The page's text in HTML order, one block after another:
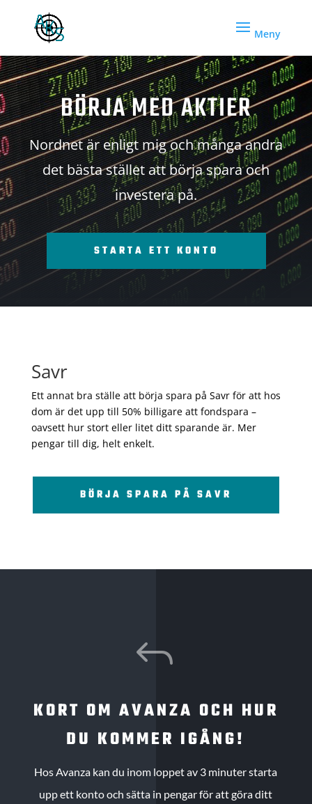
BÖRJA MED AKTIER
Nordnet är enligt mig och många andra
det bästa stället att börja spara och
investera på.
STARTA ETT KONTO
Savr
Ett annat bra ställe att börja spara på Savr för att hos
dom är det upp till 50% billigare att fondspara –
oavsett hur stort eller litet ditt sparande är. Mer
pengar till dig, helt enkelt.
BÖRJA SPARA PÅ SAVR
J
KORT OM AVANZA OCH HUR
DU KOMMER IGÅNG!
Hos Avanza kan du inom loppet av 3 minuter starta
upp ett konto och sätta in pengar för att göra ditt